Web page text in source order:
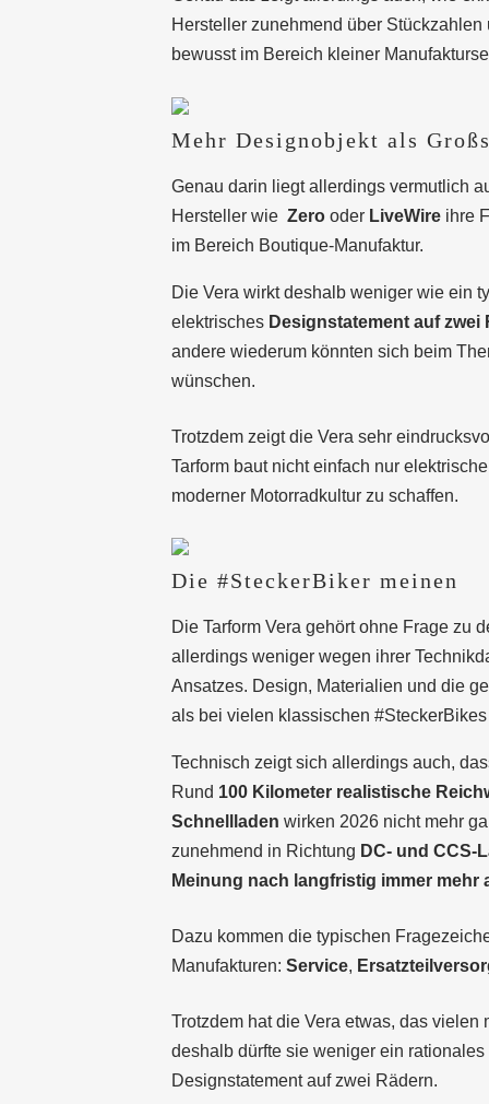
Hersteller zunehmend über
bewusst im Bereich kleiner
Mehr Designobjekt als
Genau darin liegt allerdings vermutlich
Hersteller wie Zerooder LiveWireihre
im Bereich Boutique-Manufaktur.
Die Vera wirkt deshalb weniger wie ein
elektrisches Designstatement auf zwei
andere wiederum könnten sich beim
wünschen.
Trotzdem zeigt die Vera sehr
Tarform baut nicht einfach nur
moderner Motorradkultur zu schaffen.
Die #SteckerBiker meinen
Die Tarform Vera gehört ohne Frage zu
allerdings weniger wegen ihrer
Ansatzes. Design, Materialien und die
als bei vielen klassischen
Technisch zeigt sich allerdings auch,
Rund 100 Kilometer realistische
Schnellladen wirken 2026 nicht mehr
zunehmend in Richtung DC- und CCS-
Meinung nach langfristig immer mehr
Dazu kommen die typischen
Manufakturen: Service,
Trotzdem hat die Vera etwas, das vielen
deshalb dürfte sie weniger ein
Designstatement auf zwei Rädern.